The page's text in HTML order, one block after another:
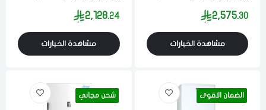
2,575.30
مشاهدة الخيارات
2,128.24
مشاهدة الخيارات
الضمان الاقوى شحن مجاني